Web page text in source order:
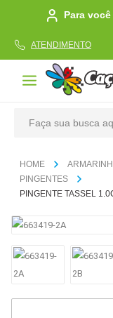
Para você
ATENDIMENTO
PINGENTES
PINGENTE TASSEL
1º caderno
3º caneta
4 º tecido
5
6º pincel